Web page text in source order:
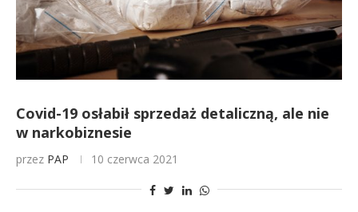
Covid-19 osłabił sprzedaż detaliczną, ale nie
w narkobiznesie
przez PAP 10 czerwca 2021